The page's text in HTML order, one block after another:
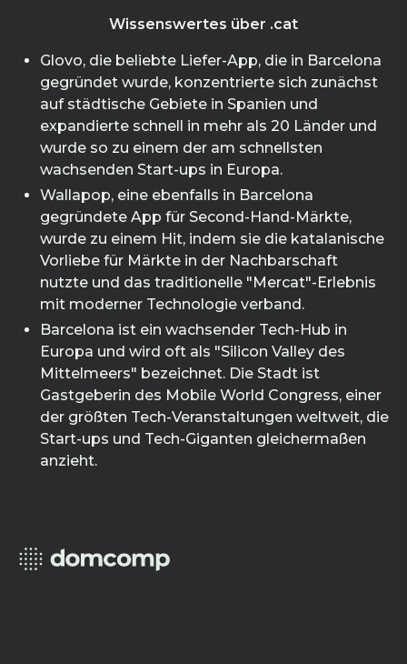
Wissenswertes über .cat
Glovo, die beliebte Liefer-App, die in Barcelona
gegründet wurde, konzentrierte sich zunächst
auf städtische Gebiete in Spanien und
expandierte schnell in mehr als 20 Länder und
wurde so zu einem der am schnellsten
wachsenden Start-ups in Europa.
Wallapop, eine ebenfalls in Barcelona
gegründete App für Second-Hand-Märkte,
wurde zu einem Hit, indem sie die katalanische
Vorliebe für Märkte in der Nachbarschaft
nutzte und das traditionelle "Mercat"-Erlebnis
mit moderner Technologie verband.
Barcelona ist ein wachsender Tech-Hub in
Europa und wird oft als "Silicon Valley des
Mittelmeers" bezeichnet. Die Stadt ist
Gastgeberin des Mobile World Congress, einer
der größten Tech-Veranstaltungen weltweit, die
Start-ups und Tech-Giganten gleichermaßen
anzieht.